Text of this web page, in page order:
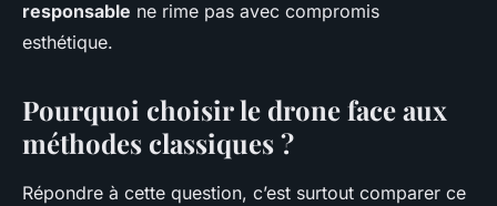
responsable ne rime pas avec compromis
esthétique.
Pourquoi choisir le drone face aux
méthodes classiques ?
Répondre à cette question, c’est surtout comparer ce